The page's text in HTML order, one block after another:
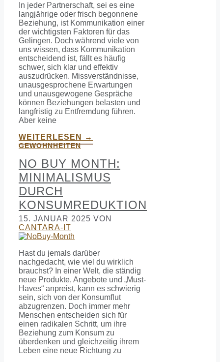
In jeder Partnerschaft, sei es eine
langjährige oder frisch begonnene
Beziehung, ist Kommunikation einer
der wichtigsten Faktoren für das
Gelingen. Doch während viele von
uns wissen, dass Kommunikation
entscheidend ist, fällt es häufig
schwer, sich klar und effektiv
auszudrücken. Missverständnisse,
unausgesprochene Erwartungen
und unausgewogene Gespräche
können Beziehungen belasten und
langfristig zu Entfremdung führen.
Aber keine
WEITERLESEN →
GEWOHNHEITEN
NO BUY MONTH:
MINIMALISMUS
DURCH
KONSUMREDUKTION
15. JANUAR 2025 VON
CANTARA-IT
Hast du jemals darüber
nachgedacht, wie viel du wirklich
brauchst? In einer Welt, die ständig
neue Produkte, Angebote und „Must-
Haves“ anpreist, kann es schwierig
sein, sich von der Konsumflut
abzugrenzen. Doch immer mehr
Menschen entscheiden sich für
einen radikalen Schritt, um ihre
Beziehung zum Konsum zu
überdenken und gleichzeitig ihrem
Leben eine neue Richtung zu